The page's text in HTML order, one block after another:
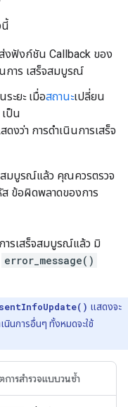
นี้
งฟังก์ชัน Callback ของ
การ เสร็จสมบูรณ์
ระยะ เมื่อสถานะเปลี่ยน
เป็น
ดงว่า การดำเนินการเสร็จ
สมบูรณ์แล้ว คุณควรตรวจ
ส ข้อผิดพลาดของการ
ารเสร็จสมบูรณ์แล้ว มิ
error_message()
แสดงจะ
นินการอื่นๆ ทั้งหมดจะใช้
การสำรวจแบบวนซ้ำ